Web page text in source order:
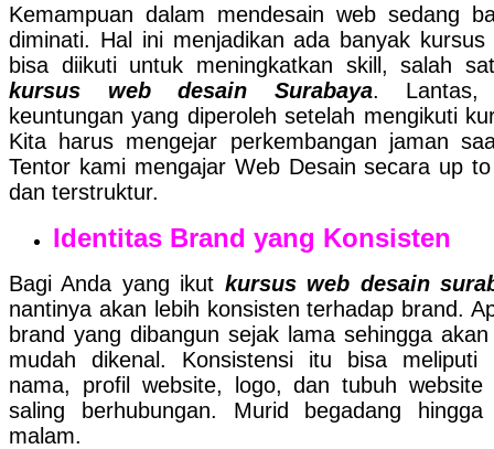
Kemampuan dalam mendesain web sedang
diminati. Hal ini menjadikan ada banyak kursus
bisa diikuti untuk meningkatkan skill, salah
kursus web desain Surabaya. Lantas,
keuntungan yang diperoleh setelah mengikuti
Kita harus mengejar perkembangan jaman
Tentor kami mengajar Web Desain secara up
dan terstruktur.
Identitas Brand yang Konsisten
Bagi Anda yang ikut kursus web desain
nantinya akan lebih konsisten terhadap brand.
brand yang dibangun sejak lama sehingga akan
mudah dikenal. Konsistensi itu bisa meliputi
nama, profil website, logo, dan tubuh website
saling berhubungan. Murid begadang hingga
malam.